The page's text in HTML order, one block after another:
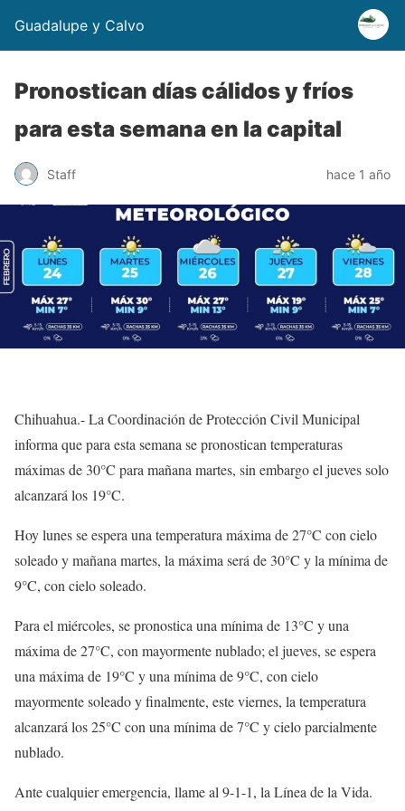
Guadalupe y Calvo
Pronostican días cálidos y fríos
para esta semana en la capital
Staff hace 1 año
Chihuahua.- La Coordinación de Protección Civil Municipal
informa que para esta semana se pronostican temperaturas
máximas de 30°C para mañana martes, sin embargo el jueves solo
alcanzará los 19°C.
Hoy lunes se espera una temperatura máxima de 27°C con cielo
soleado y mañana martes, la máxima será de 30°C y la mínima de
9°C, con cielo soleado.
Para el miércoles, se pronostica una mínima de 13°C y una
máxima de 27°C, con mayormente nublado; el jueves, se espera
una máxima de 19°C y una mínima de 9°C, con cielo
mayormente soleado y finalmente, este viernes, la temperatura
alcanzará los 25°C con una mínima de 7°C y cielo parcialmente
nublado.
Ante cualquier emergencia, llame al 9-1-1, la Línea de la Vida.